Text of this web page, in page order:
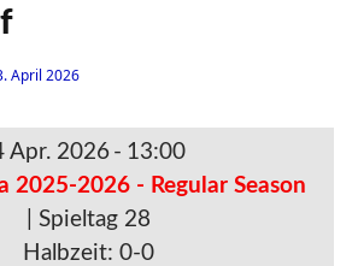
April 2026
Apr. 2026 - 13:00
2025-2026 - Regular Season
| Spieltag 28
Halbzeit: 0-0